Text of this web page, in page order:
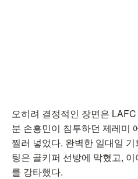
오히려 결정적인 장면은
분 손흥민이 침투하던 제레미
찔러 넣었다. 완벽한 일대일
팅은 골키퍼 선방에 막혔고,
를 강타했다.